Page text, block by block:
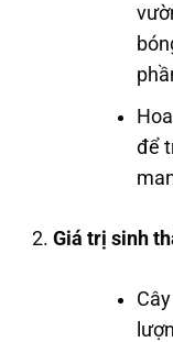
để
Giá trị sinh